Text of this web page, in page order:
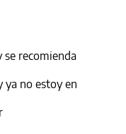
se recomienda
ya no estoy en